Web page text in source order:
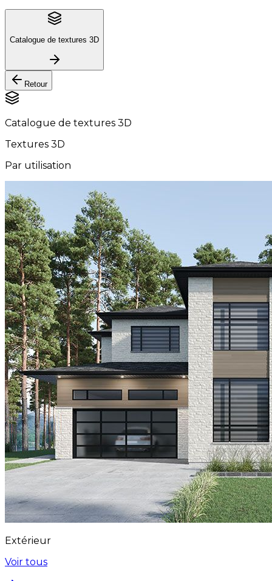
Catalogue de textures 3D
Retour
Catalogue de textures 3D
Textures 3D
Par utilisation
Extérieur
Voir tous